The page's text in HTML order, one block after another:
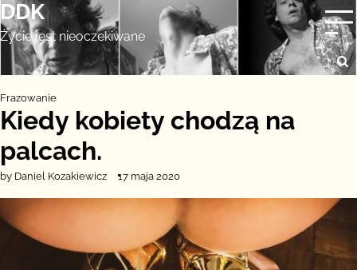
Skip
to
content
DDK
Życie jest nieoczekiwane
Frazowanie
Kiedy kobiety chodzą na
palcach.
by Daniel Kozakiewicz 17 maja 2020